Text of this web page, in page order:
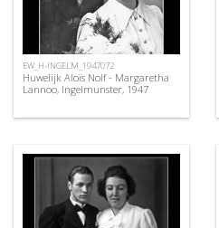
EW_H-INGELM_1947072
Huwelijk Aloïs Nolf - Margaretha
Lannoo, Ingelmunster, 1947